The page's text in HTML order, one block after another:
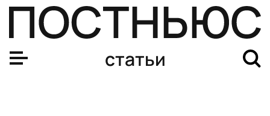
статьи
Где в Москве обустроят открытые бассейны